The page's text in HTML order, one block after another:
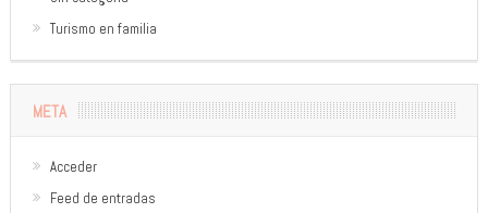
Turismo en familia
META
Acceder
Feed de entradas